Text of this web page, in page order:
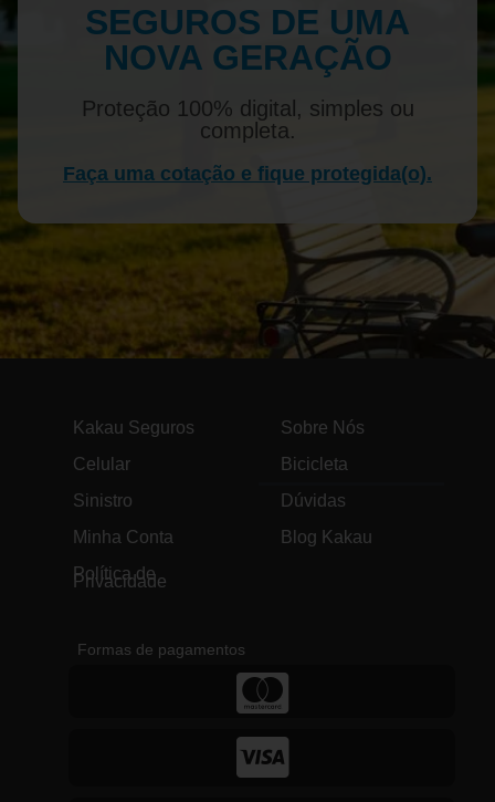
SEGUROS DE UMA
NOVA GERAÇÃO
Proteção 100% digital, simples ou
completa.
Faça uma cotação e fique protegida(o).
Kakau Seguros
Celular
Sinistro
Minha Conta
Política de
Privacidade
Sobre Nós
Bicicleta
Dúvidas
Blog Kakau
Formas de pagamentos